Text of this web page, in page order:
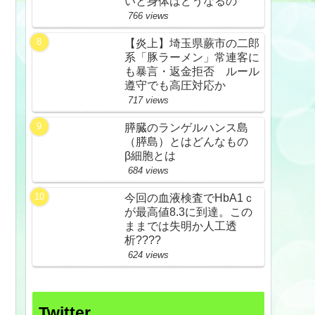
766 views
【炎上】埼玉県蕨市の二郎
系「豚ラーメン」常連客に
も暴言・返金拒否 ルール
遵守でも高圧対応か
717 views
膵臓のランゲルハンス島
（膵島）とはどんなもの
β細胞とは
684 views
今回の血液検査でHbA1ｃ
が最高値8.3に到達。この
ままでは失明か人工透
析????
624 views